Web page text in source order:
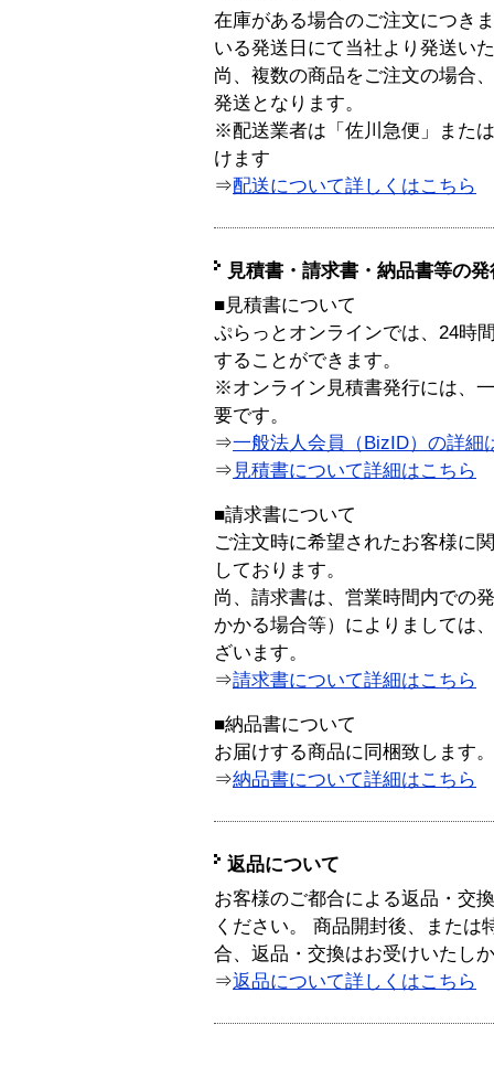
在庫がある場合のご注文につき
いる発送日にて当社より発送い
尚、複数の商品をご注文の場合
発送となります。
※配送業者は「佐川急便」また
けます
⇒配送について詳しくはこちら
見積書・請求書・納品書等の
■見積書について
ぷらっとオンラインでは、24時
することができます。
※オンライン見積書発行には、
要です。
⇒一般法人会員（BizID）の詳細
⇒ 見積書について詳細はこちら
■請求書について
ご注文時に希望されたお客様に
しております。
尚、請求書は、営業時間内での
かかる場合等）によりましては
ざいます。
⇒請求書について詳細はこちら
■納品書について
お届けする商品に同梱致します。
⇒納品書について詳細はこちら
返品について
お客様のご都合による返品・交
ください。 商品開封後、または
合、返品・交換はお受けいたし
⇒返品について詳しくはこちら